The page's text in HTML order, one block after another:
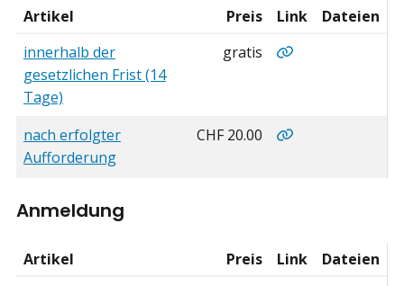
Adressänderung
Artikel Preis Link
Dateien
innerhalb der
gesetzlichen Frist (14
Tage)
gratis innerhalb der
nach erfolgter
Aufforderung
CHF 20.00 nach erfolgter
Anmeldung
Artikel Preis Link
Dateien